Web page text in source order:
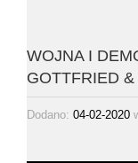
WOJNA I
GOTTFRIED
Dodano: 04-02-2020